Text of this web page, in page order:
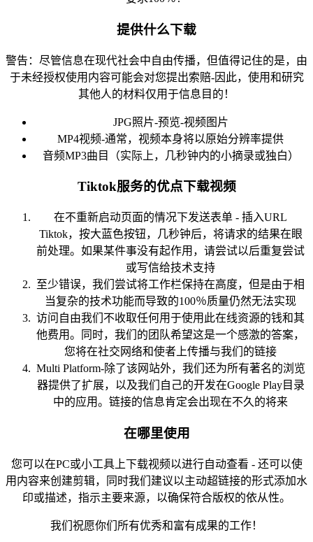
提供什么下载
警告：尽管信息在现代社会中自由传播，但值得记住的是，由
于未经授权使用内容可能会对您提出索赔-因此，使用和研究
其他人的材料仅用于信息目的！
JPG照片-预览-视频图片
MP4视频-通常，视频本身将以原始分辨率提供
音频MP3曲目（实际上，几秒钟内的小摘录或独白）
Tiktok服务的优点下载视频
在不重新启动页面的情况下发送表单 - 插入URL
Tiktok，按大蓝色按钮，几秒钟后，将请求的结果在眼
前处理。如果某件事没有起作用，请尝试以后重复尝试
或写信给技术支持
至少错误，我们尝试将工作栏保持在高度，但是由于相
当复杂的技术功能而导致的100％质量仍然无法实现
访问自由我们不收取任何用于使用此在线资源的钱和其
他费用。同时，我们的团队希望这是一个感激的答案，
您将在社交网络和使者上传播与我们的链接
Multi Platform-除了该网站外，我们还为所有著名的浏览
器提供了扩展，以及我们自己的开发在Google Play目录
中的应用。链接的信息肯定会出现在不久的将来
在哪里使用
您可以在PC或小工具上下载视频以进行自动查看 - 还可以使
用内容来创建剪辑，同时我们建议以主动超链接的形式添加水
印或描述，指示主要来源，以确保符合版权的依从性。
我们祝愿你们所有优秀和富有成果的工作！